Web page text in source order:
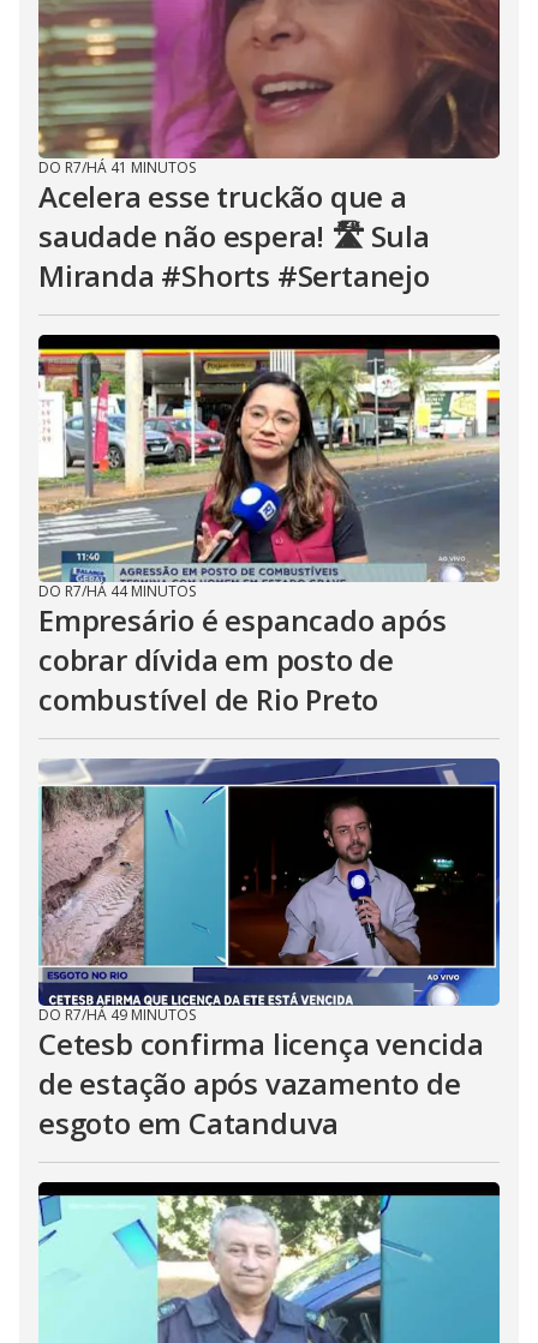
DO R7/HÁ 41 MINUTOS
Acelera esse truckão que a
saudade não espera! 🛣️ Sula
Miranda #Shorts #Sertanejo
DO R7/HÁ 44 MINUTOS
Empresário é espancado após
cobrar dívida em posto de
combustível de Rio Preto
DO R7/HÁ 49 MINUTOS
Cetesb confirma licença vencida
de estação após vazamento de
esgoto em Catanduva